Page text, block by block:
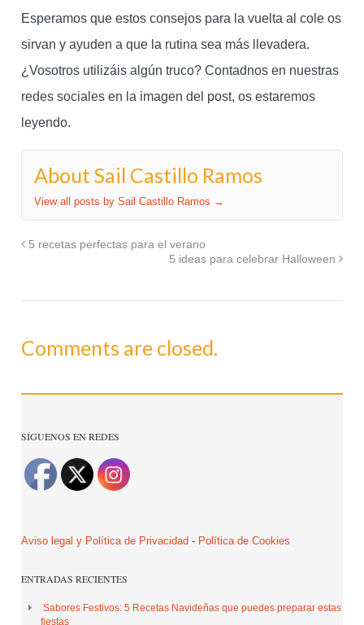
Esperamos que estos consejos para la vuelta al cole os
sirvan y ayuden a que la rutina sea más llevadera.
¿Vosotros utilizáis algún truco? Contadnos en nuestras
redes sociales en la imagen del post, os estaremos
leyendo.
About Sail Castillo Ramos
View all posts by Sail Castillo Ramos →
5 recetas perfectas para el verano
5 ideas para celebrar Halloween
Comments are closed.
SÍGUENOS EN REDES
Aviso legal y Política de Privacidad - Política de Cookies
ENTRADAS RECIENTES
Sabores Festivos: 5 Recetas Navideñas que puedes preparar estas
fiestas